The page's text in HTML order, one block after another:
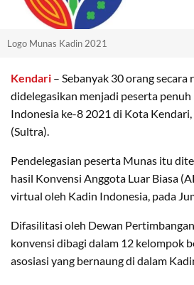
Logo Munas Kadin 2021
Kendari – Sebanyak 30 orang secara
didelegasikan menjadi peserta
Indonesia ke-8 2021 di Kota Kendari,
(Sultra).
Pendelegasian peserta Munas itu
hasil Konvensi Anggota Luar Biasa
virtual oleh Kadin Indonesia, pada
Difasilitasi oleh Dewan
konvensi dibagi dalam 12 kelompok
asosiasi yang bernaung di dalam